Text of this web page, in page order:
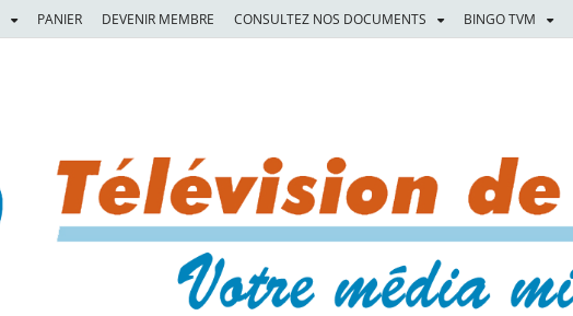
PANIER DEVENIR MEMBRE CONSULTEZ NOS DOCUMENTS BINGO TVM